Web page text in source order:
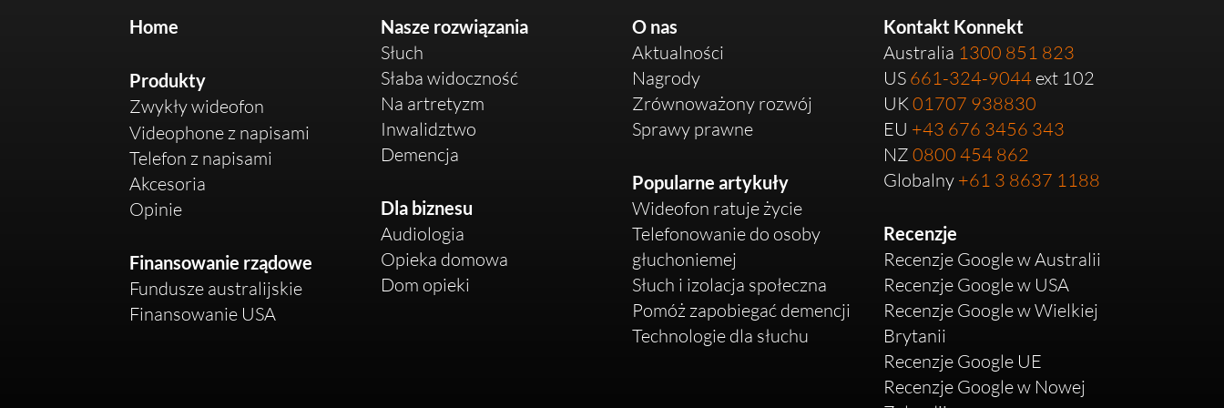
Home
Produkty
Zwykły wideofon
Videophone z napisami
Telefon z napisami
Akcesoria
Opinie
Finansowanie rządowe
Fundusze australijskie
Finansowanie USA
Nasze rozwiązania
Słuch
Słaba widoczność
Na artretyzm
Inwalidztwo
Demencja
Dla biznesu
Audiologia
Opieka domowa
Dom opieki
O nas
Aktualności
Nagrody
Zrównoważony rozwój
Sprawy prawne
Popularne artykuły
Wideofon ratuje życie
Telefonowanie do osoby
głuchoniemej
Słuch i izolacja społeczna
Pomóż zapobiegać demencji
Technologie dla słuchu
Kontakt Konnekt
Australia 1300 851 823
US 661-324-9044 ext 102
UK01707 938830
EU +43 676 3456 343
NZ 0800 454 862
Globalny +61 3 8637 1188
Recenzje
Recenzje Google w Australii
Recenzje Google w USA
Recenzje Google w Wielkiej
Brytanii
Recenzje Google UE
Recenzje Google w Nowej